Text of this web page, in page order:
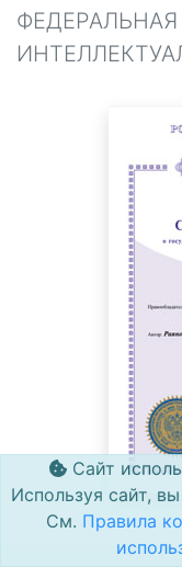
Сайт
Используя сайт,
См. Правила